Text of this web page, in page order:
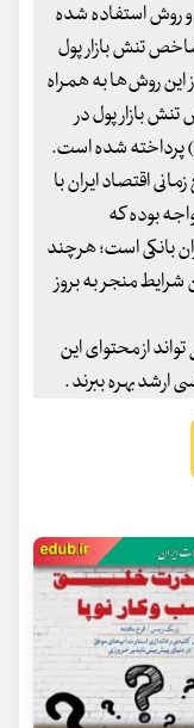
روش استفاده شده
تنش بازار پول
روش‌ها به همراه
بازار پول در
اقتصاد ایران طی دوره زمانی (1387-1350) پرداخته شده است.
اقتصاد ایران با
بوده که
بانکی است؛ هرچند
منجر به بروز
از محتوای این
ارشد بهره ببرند .